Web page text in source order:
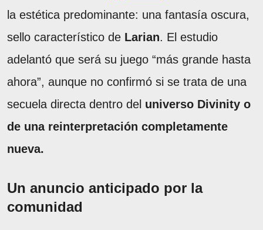
la estética predominante: una fantasía oscura,
sello característico de Larian. El estudio
adelantó que será su juego “más grande hasta
ahora”, aunque no confirmó si se trata de una
secuela directa dentro del universo Divinity o
de una reinterpretación completamente
nueva.
Un anuncio anticipado por la
comunidad